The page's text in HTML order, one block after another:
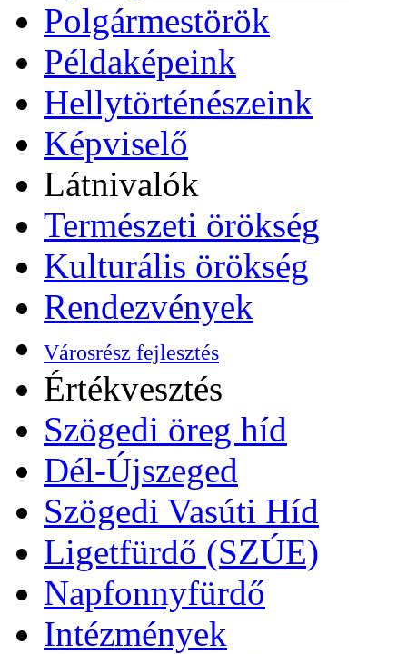
Polgármestörök
Példaképeink
Hellytörténészeink
Képviselő
Látnivalók
Természeti örökség
Kulturális örökség
Rendezvények
Városrész fejlesztés
Értékvesztés
Szögedi öreg híd
Dél-Újszeged
Szögedi Vasúti Híd
Ligetfürdő (SZÚE)
Napfonnyfürdő
Intézmények